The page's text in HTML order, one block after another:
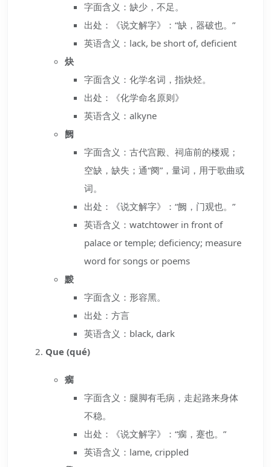
字面含义：缺少，不足。
出处：《说文解字》：“缺，器破也。”
英语含义：lack, be short of, deficient
炔
字面含义：化学名词，指炔烃。
出处：《化学命名原则》
英语含义：alkyne
阙
字面含义：古代宫殿、祠庙前的楼观；
空缺，缺失；通“阕”，量词，用于歌曲或
词。
出处：《说文解字》：“阙，门观也。”
英语含义：watchtower in front of
palace or temple; deficiency; measure
word for songs or poems
黢
字面含义：形容黑。
出处：方言
英语含义：black, dark
Que (qué)
瘸
字面含义：腿脚有毛病，走起路来身体
不稳。
出处：《说文解字》：“瘸，蹇也。”
英语含义：lame, crippled